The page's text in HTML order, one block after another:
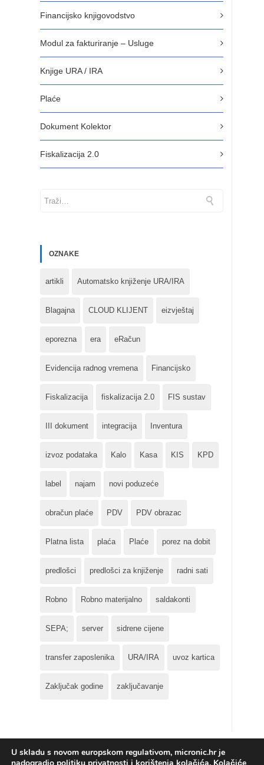
Financijsko knjigovodstvo
Modul za fakturiranje – Usluge
Knjige URA / IRA
Plaće
Dokument Kolektor
Fiskalizacija 2.0
OZNAKE
artikli Automatsko knjiženje URA/IRA
Blagajna CLOUD KLIJENT eizvještaj
eporezna era eRačun
Evidencija radnog vremena Financijsko
Fiskalizacija fiskalizacija 2.0 FIS sustav
III dokument integracija Inventura
izvoz podataka Kalo Kasa KIS KPD
label najam novi poduzeće
obračun plaće PDV PDV obrazac
Platna lista plaća Plaće porez na dobit
predlošci predlošci za knjiženje radni sati
Robno Robno materijalno saldakonti
SEPA; server sidrene cijene
transfer zaposlenika URA/IRA uvoz kartica
Zaključak godine zaključavanje
U skladu s novom europskom regulativom, micronic.hr je